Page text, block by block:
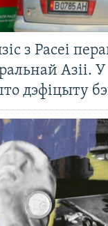
з Расеі
Азіі. У
дэфіцыту